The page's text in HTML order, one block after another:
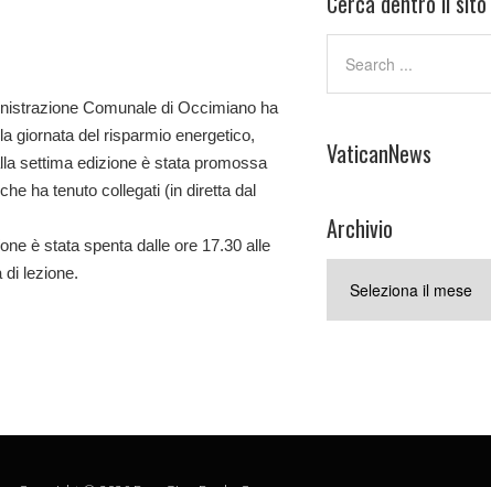
Comunale di Occimiano ha
giornata del risparmio energetico,
settima edizione è stata promossa
ha tenuto collegati (in diretta dal
è stata spenta dalle ore 17.30 alle
di lezione.
VaticanNews
Archivio